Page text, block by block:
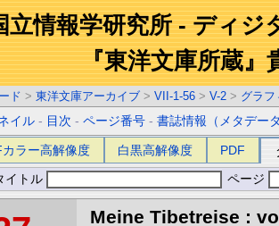
立情報学研究所 - ディジ
『東洋文庫所蔵』
ド > 東洋文庫アーカイブ > VII-1-56 > V-2 > グラフ
イル - 目次 -ページ番号 -書誌情報（メタデー
カラー高解像度 白黒高解像度 PDF
イトル ページ
Meine Tibetreise :